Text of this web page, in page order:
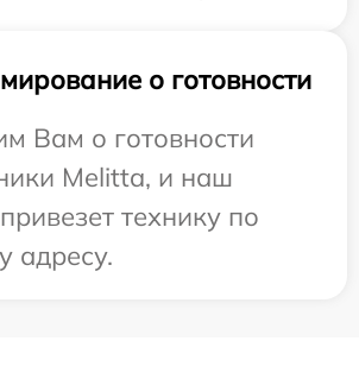
о готовности
Вам о готовности
Melitta, и наш
технику по
адресу.